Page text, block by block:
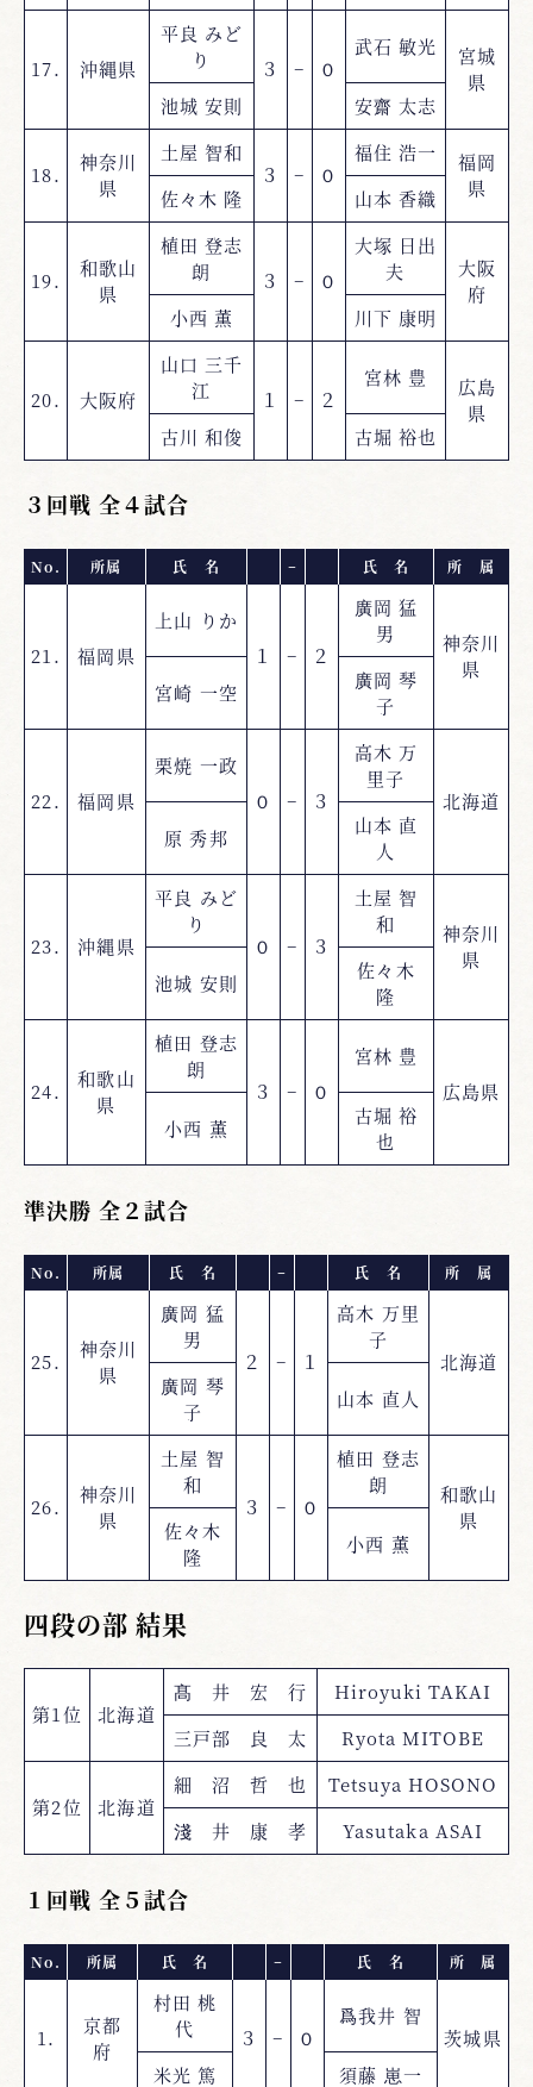
17. 沖縄県
平良 みど
り
３ − ０
武石 敏光
宮城
県
池城 安則
安齋 太志
18.
神奈川
県
土屋 智和
３
− ０
福住 浩一
福岡
県
佐々木 隆 山本 香織
19.
和歌山
県
植田 登志
朗
３ − ０
大塚 日出
夫
大阪
府
小西 薫
川下 康明
20. 大阪府
山口 三千
江
１ − ２
宮林 豊
広島
県
古川 和俊
古堀 裕也
３回戦 全４試合
No. 所属 氏 名 − 氏 名 所 属
21. 福岡県
上山 りか
１
− ２
廣岡 猛
男
神奈川
県
宮崎 一空
廣岡 琴
子
22. 福岡県
栗焼 一政
０
− ３
高木 万
里子
北海道
原 秀邦
山本 直
人
23. 沖縄県
平良 みど
り
０
− ３
土屋 智
和
神奈川
県
池城 安則
佐々木
隆
24.
和歌山
県
植田 登志
朗
３
− ０
宮林 豊
広島県
小西 薫
古堀 裕
也
準決勝 全２試合
No. 所属 氏 名 − 氏 名 所 属
25.
神奈川
県
廣岡 猛
男
２
− １
高木 万里
子
北海道
廣岡 琴
子
山本 直人
26.
神奈川
県
土屋 智
和
３
− ０
植田 登志
朗
和歌山
県
佐々木
隆
小西 薫
四段の部 結果
第1位 北海道
髙 井 宏 行
Hiroyuki TAKAI
三戸部 良 太
Ryota MITOBE
第2位 北海道
細 沼 哲 也
Tetsuya HOSONO
淺 井 康 孝
Yasutaka ASAI
１回戦 全５試合
No. 所属 氏 名 − 氏 名 所 属
1.
京都
府
村田 桃
代
３ − ０
爲我井 智
茨城県
米光 篤
須藤 崽一